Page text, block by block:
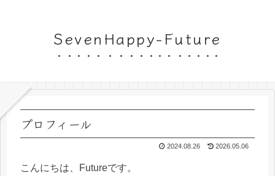
SevenHappy-Future
プロフィール
2024.08.26 2026.05.06
こんにちは、Futureです。